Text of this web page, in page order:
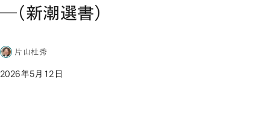
―（新潮選書）
片山杜秀
2026年5月12日